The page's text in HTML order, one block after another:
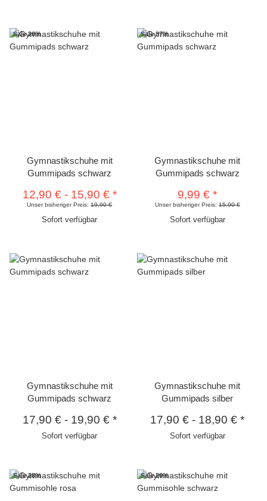
Sale 20%
Gymnastikschuhe mit
Gummipads schwarz
12,90 €- 15,90 € *
Unser bisheriger Preis:19,90 €
Sofort verfügbar
Sale 37%
Gymnastikschuhe mit
Gummipads schwarz
9,99 €*
Unser bisheriger Preis:15,90 €
Sofort verfügbar
Gymnastikschuhe mit
Gummipads schwarz
17,90 €- 19,90 € *
Sofort verfügbar
Gymnastikschuhe mit
Gummipads silber
17,90 € - 18,90 €*
Sofort verfügbar
Sale 28% Sale 20%